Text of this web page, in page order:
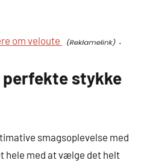
om veloute .
stykke
smagsoplevelse med
hele med at vælge det helt